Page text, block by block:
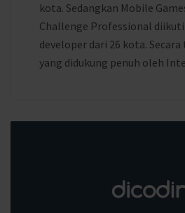
kota. Sedangkan Mobile
Challenge Professional
developer dari 26 kota.
yang didukung penuh oleh